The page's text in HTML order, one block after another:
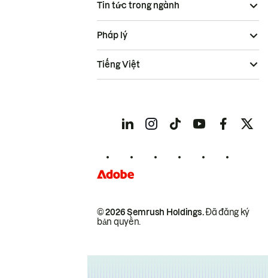
Tin tức trong ngành
© 2026 Semrush Holdings.Đã đăng ký
bản quyền.
Pháp lý
Tiếng Việt